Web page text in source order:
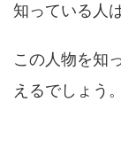
知っている人
この人物を知
えるでしょう。